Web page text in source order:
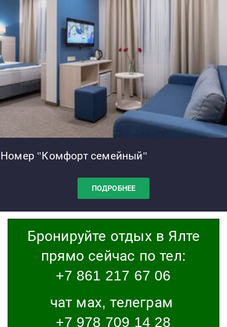
Номер "Комфорт семейный"
ПОДРОБНЕЕ
Бронируйте отдых в Ялте
прямо сейчас по тел:
+7 861 217 67 06
чат мах, телеграм
+7 978 709 14 28